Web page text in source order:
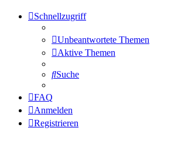
Schnellzugriff
Unbeantwortete Themen
Aktive Themen
Suche
FAQ
Anmelden
Registrieren